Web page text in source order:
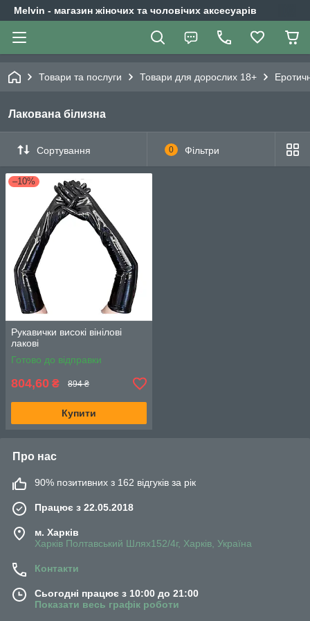
Melvin - магазин жіночих та чоловічих аксесуарів
Товари та послуги Товари для дорослих 18+
Лакована білизна
Сортування 0 Фільтри
–10%
Рукавички високі вінілові
лакові
Готово до відправки
804,60 ₴ 894 ₴
Купити
Про нас
90% позитивних з 162 відгуків за рік
Працює з 22.05.2018
м. Харків
Харків Полтавський Шлях152/4г, Харків, Україна
Контакти
Сьогодні працює з 10:00 до 21:00
Показати весь графік роботи